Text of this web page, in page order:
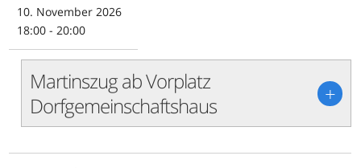
10. November 2026
18:00 - 20:00
Martinszug ab Vorplatz
Dorfgemeinschaftshaus
+